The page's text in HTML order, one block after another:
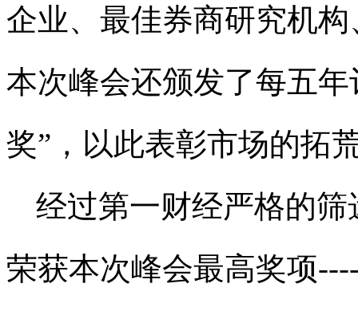
企业、最佳券商研究机
本次峰会还颁发了每五
奖”，以此表彰市场的拓
经过第一财经严格的
荣获本次峰会最高奖项